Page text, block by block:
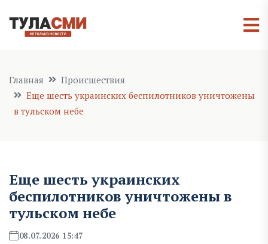
Главная
Происшествия
Еще шесть украинских беспилотников уничтожены
в тульском небе
Еще шесть украинских
беспилотников уничтожены в
тульском небе
08.07.2026 15:47